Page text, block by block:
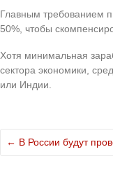
Главным требованием
50%, чтобы
Хотя минимальная
сектора экономики,
или Индии.
← В России будут